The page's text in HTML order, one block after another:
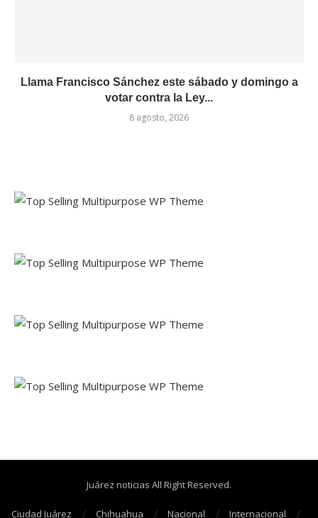
Llama Francisco Sánchez este sábado y domingo a
votar contra la Ley...
8 agosto, 2026
Juárez noticias All Right Reserved.
Ciudad Juárez Chihuahua Nacional Internacional